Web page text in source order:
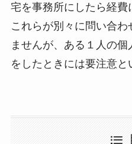
宅を事務所にしたら経費
これらが別々に問い合わ
ませんが、ある１人の
をしたときには要注意と